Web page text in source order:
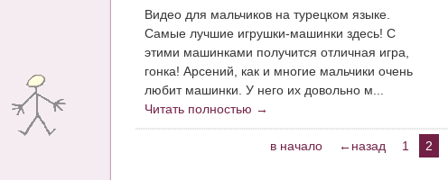
Видео для мальчиков на турецком языке.
Самые лучшие игрушки-машинки здесь! С
этими машинками получится отличная игра,
гонка! Арсений, как и многие мальчики очень
любит машинки. У него их довольно м...
Читать полностью →
в начало ←назад 1 2